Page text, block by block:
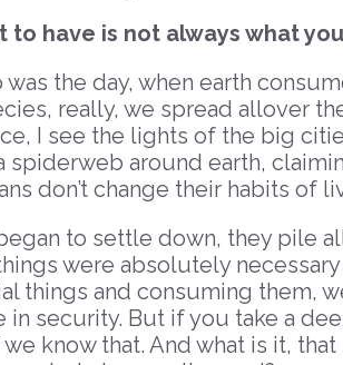
to have is not always what
the day, when earth
really, we spread allover
I see the lights of the big
spiderweb around earth,
don’t change their habits of
to settle down, they pile
were absolutely
things and consuming them,
security. But if you take a
know that. And what is it,